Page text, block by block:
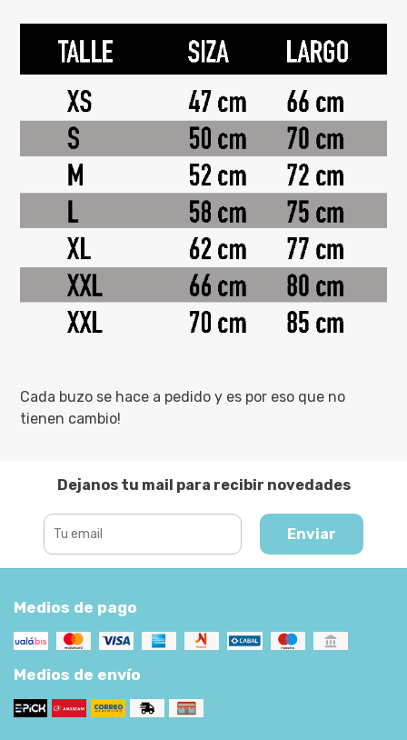
Cada buzo se hace a pedido y es por eso que no
tienen cambio!
Dejanos tu mail para recibir novedades
Enviar
Medios de pago
Medios de envío